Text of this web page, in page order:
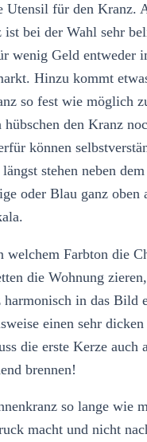
Utensil für den Kranz.
bei der Wahl sehr
wenig Geld entweder
Hinzu kommt
so fest wie möglich
den Kranz
können
stehen neben
oder Blau ganz oben
welchem Farbton die
die Wohnung
harmonisch in das Bild
einen sehr dicken
die erste Kerze auch
brennen!
so lange wie
macht und nicht